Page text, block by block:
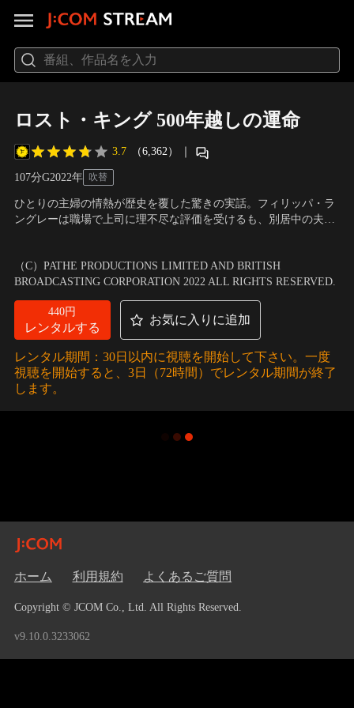
ロスト・キング 500年越しの運命
3.7 （6,362） ｜
107分G2022年 吹替
ひとりの主婦の情熱が歴史を覆した驚きの実話。フィリッパ・ラ
ングレーは職場で上司に理不尽な評価を受けるも、別居中の夫か
ド三世」を観劇したことで、彼女の人生は一変。
（C）PATHE PRODUCTIONS LIMITED AND BRITISH
BROADCASTING CORPORATION 2022 ALL RIGHTS RESERVED.
440円
レンタルする
お気に入りに追加
レンタル期間：30日以内に視聴を開始して下さい。一度
視聴を開始すると、3日（72時間）でレンタル期間が終了
します。
ホーム 利用規約 よくあるご質問
Copyright © JCOM Co., Ltd. All Rights Reserved.
v9.10.0.3233062